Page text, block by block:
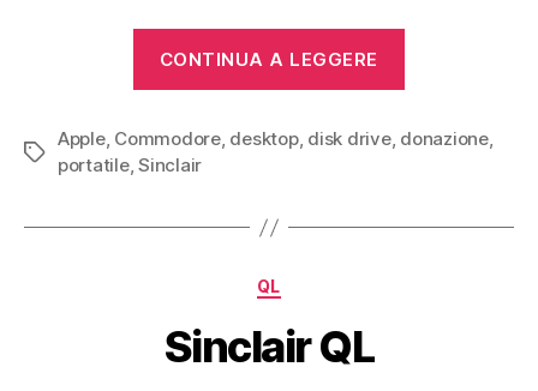
CONTINUA A LEGGERE
febbraio
Tag
Apple, Commodore, desktop, disk drive, donazione,
portatile,Sinclair
Categorie
QL
Sinclair QL